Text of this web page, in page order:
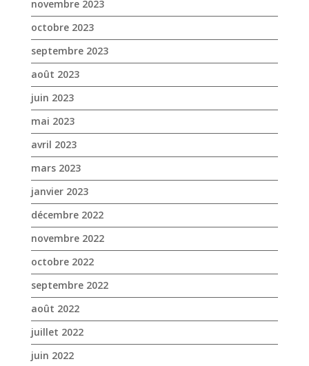
mai 2023
avril 2023
mars 2023
janvier 2023
décembre 2022
novembre 2022
octobre 2022
septembre 2022
août 2022
juillet 2022
juin 2022
mai 2022
avril 2022
mars 2022
février 2022
janvier 2022